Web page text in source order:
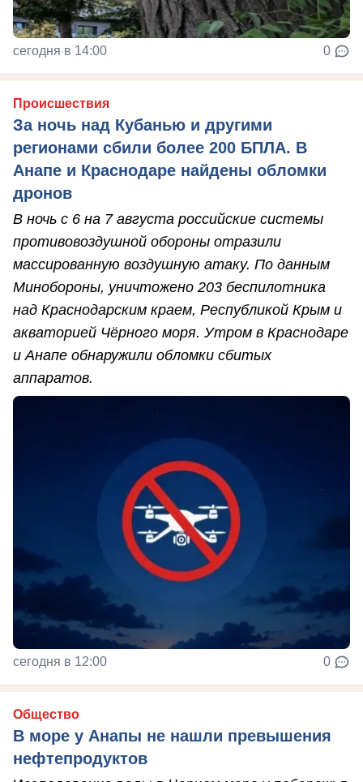
сегодня в 14:00 0
Происшествия
За ночь над Кубанью и другими
регионами сбили более 200 БПЛА. В
Анапе и Краснодаре найдены обломки
дронов
В ночь с 6 на 7 августа российские системы
противовоздушной обороны отразили
массированную воздушную атаку. По данным
Минобороны, уничтожено 203 беспилотника
над Краснодарским краем, Республикой Крым и
акваторией Чёрного моря. Утром в Краснодаре
и Анапе обнаружили обломки сбитых
аппаратов.
сегодня в 12:00 0
Общество
В море у Анапы не нашли превышения
нефтепродуктов